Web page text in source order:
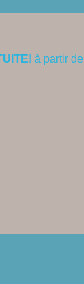
à partir de